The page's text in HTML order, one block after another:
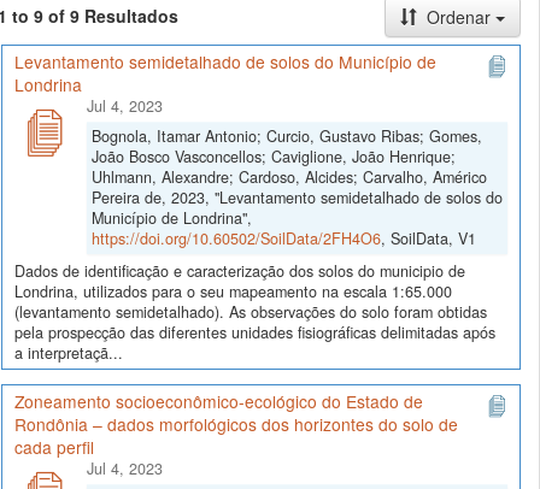
to 9 of 9 Resultados
Ordenar
Levantamento semidetalhado de solos do Município de
Londrina
Jul 4, 2023
Bognola, Itamar Antonio; Curcio, Gustavo Ribas; Gomes,
João Bosco Vasconcellos; Caviglione, João Henrique;
Uhlmann, Alexandre; Cardoso, Alcides; Carvalho, Américo
Pereira de, 2023, "Levantamento semidetalhado de solos do
Município de Londrina",
https://doi.org/10.60502/SoilData/2FH4O6, SoilData, V1
Dados de identificação e caracterização dos solos do municipio de
Londrina, utilizados para o seu mapeamento na escala 1:65.000
(levantamento semidetalhado). As observações do solo foram obtidas
pela prospecção das diferentes unidades fisiográficas delimitadas após
a interpretaçã...
Zoneamento socioeconômico-ecológico do Estado de
Rondônia – dados morfológicos dos horizontes do solo de
cada perfil
Jul 4, 2023